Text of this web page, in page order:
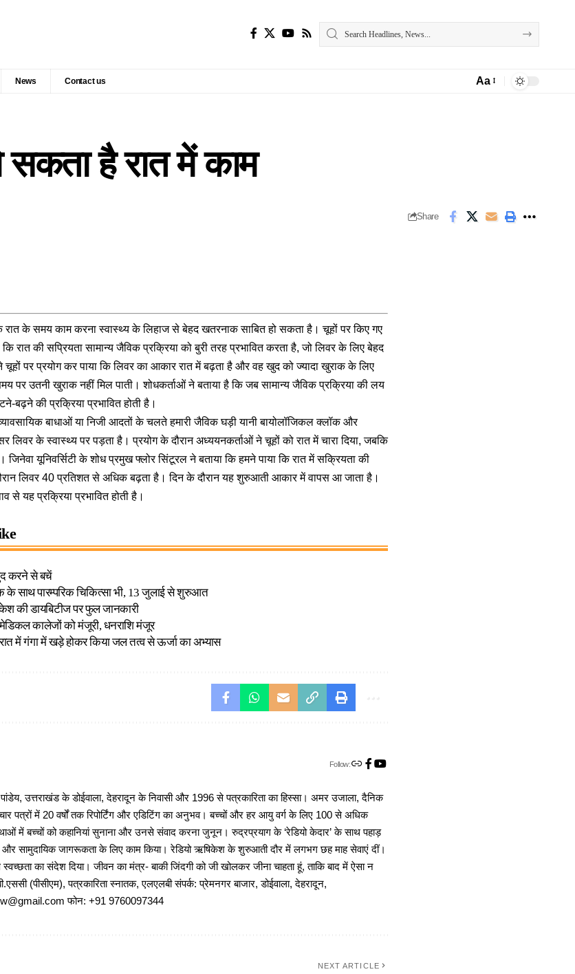
News Contact us Aa
है रात में काम
Share
के समय काम करना स्वास्थ्य के लिहाज से बेहद खतरनाक साबित हो सकता है। चूहों पर किए गए
रात की सप्रियता सामान्य जैविक प्रक्रिया को बुरी तरह प्रभावित करता है, जो लिवर के लिए बेहद
चूहों पर प्रयोग कर पाया कि लिवर का आकार रात में बढ़ता है और वह खुद को ज्यादा खुराक के लिए
पर उतनी खुराक नहीं मिल पाती। शोधकर्ताओं ने बताया है कि जब सामान्य जैविक प्रक्रिया की लय
बढ़ने की प्रक्रिया प्रभावित होती है।
बाधाओं या निजी आदतों के चलते हमारी जैविक घड़ी यानी बायोलॉजिकल क्लॉक और
लिवर के स्वास्थ्य पर पड़ता है। प्रयोग के दौरान अध्ययनकर्ताओं ने चूहों को रात में चारा दिया, जबकि
जिनेवा यूनिवर्सिटी के शोध प्रमुख फ्लोर सिंटूरल ने बताया कि हमने पाया कि रात में सक्रियता की
लिवर 40 प्रतिशत से अधिक बढ़ता है। दिन के दौरान यह शुरुआती आकार में वापस आ जाता है।
से यह प्रक्रिया प्रभावित होती है।
करने से बचें
साथ पारम्परिक चिकित्सा भी, 13 जुलाई से शुरुआत
की डायबिटीज पर फुल जानकारी
मेडिकल कालेजों को मंजूरी, धनराशि मंजूर
में गंगा में खड़े होकर किया जल तत्व से ऊर्जा का अभ्यास
Follow:
उत्तराखंड के डोईवाला, देहरादून के निवासी और 1996 से पत्रकारिता का हिस्सा। अमर उजाला, दैनिक
पत्रों में 20 वर्षों तक रिपोर्टिंग और एडिटिंग का अनुभव। बच्चों और हर आयु वर्ग के लिए 100 से अधिक
में बच्चों को कहानियां सुनाना और उनसे संवाद करना जुनून। रुद्रप्रयाग के ‘रेडियो केदार’ के साथ पहाड़
और सामुदायिक जागरूकता के लिए काम किया। रेडियो ऋषिकेश के शुरुआती दौर में लगभग छह माह सेवाएं दीं।
का संदेश दिया। जीवन का मंत्र- बाकी जिंदगी को जी खोलकर जीना चाहता हूं, ताकि बाद में ऐसा न
(पीसीएम), पत्रकारिता स्नातक, एलएलबी संपर्क: प्रेमनगर बाजार, डोईवाला, देहरादून,
फोन: +91 9760097344
NEXT ARTICLE